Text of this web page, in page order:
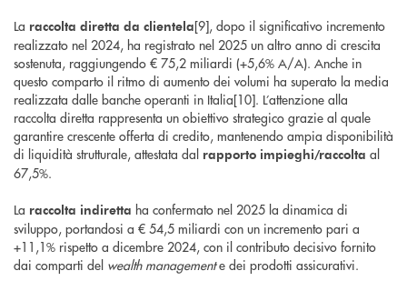
La raccolta diretta da clientela[9], dopo il significativo incremento
realizzato nel 2024, ha registrato nel 2025 un altro anno di crescita
sostenuta, raggiungendo € 75,2 miliardi (+5,6% A/A). Anche in
questo comparto il ritmo di aumento dei volumi ha superato la media
realizzata dalle banche operanti in Italia[10]. L’attenzione alla
raccolta diretta rappresenta un obiettivo strategico grazie al quale
garantire crescente offerta di credito, mantenendo ampia disponibilità
di liquidità strutturale, attestata dal rapporto impieghi/raccolta al
67,5%.
La raccolta indiretta ha confermato nel 2025 la dinamica di
sviluppo, portandosi a € 54,5 miliardi con un incremento pari a
+11,1% rispetto a dicembre 2024, con il contributo decisivo fornito
dai comparti del wealth managemente dei prodotti assicurativi.